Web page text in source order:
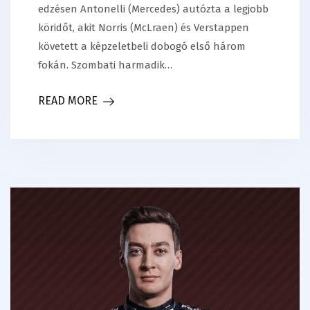
edzésen Antonelli (Mercedes) autózta a legjobb
köridőt, akit Norris (McLraen) és Verstappen
követett a képzeletbeli dobogó első három
fokán. Szombati harmadik…
READ MORE